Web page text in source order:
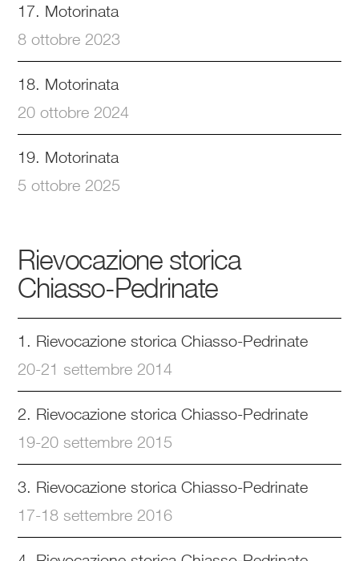
17. Motorinata
8 ottobre 2023
18. Motorinata
20 ottobre 2024
19. Motorinata
5 ottobre 2025
Rievocazione storica
Chiasso-Pedrinate
1. Rievocazione storica Chiasso-Pedrinate
20-21 settembre 2014
2. Rievocazione storica Chiasso-Pedrinate
19-20 settembre 2015
3. Rievocazione storica Chiasso-Pedrinate
17-18 settembre 2016